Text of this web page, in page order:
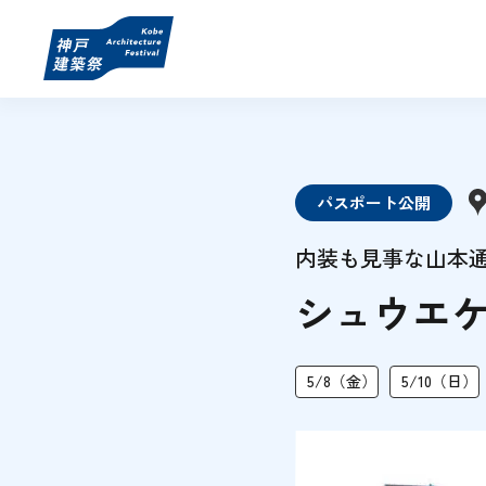
パスポート公開
内装も見事な山本
シュウエ
5/8（金） 5/10（日）